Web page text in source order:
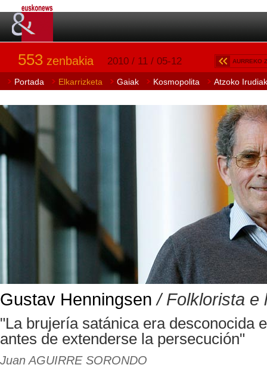
553 zenbakia 2010 / 11 / 05-12 AURREKO
Portada Elkarrizketa Gaiak Kosmopolita Atzoko Irudiak
Gustav Henningsen / Folklorista e
"La brujería satánica era desconocida
antes de extenderse la persecución"
Juan AGUIRRE SORONDO